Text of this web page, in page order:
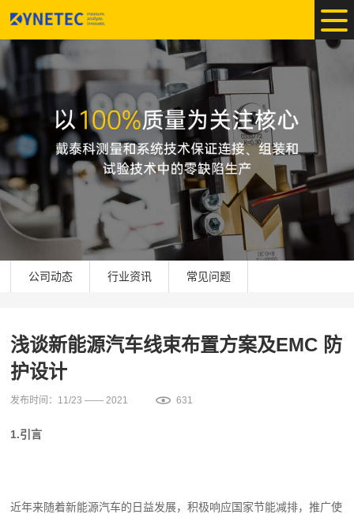
公司动态 行业资讯 常见问题
浅谈新能源汽车线束布置方案及EMC 防
护设计
发布时间：11/23 —— 2021 631
1.引言
近年来随着新能源汽车的日益发展，积极响应国家节能减排，推广使